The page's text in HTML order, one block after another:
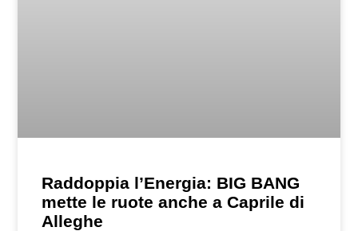
Raddoppia l’Energia: BIG BANG
mette le ruote anche a Caprile di
Alleghe